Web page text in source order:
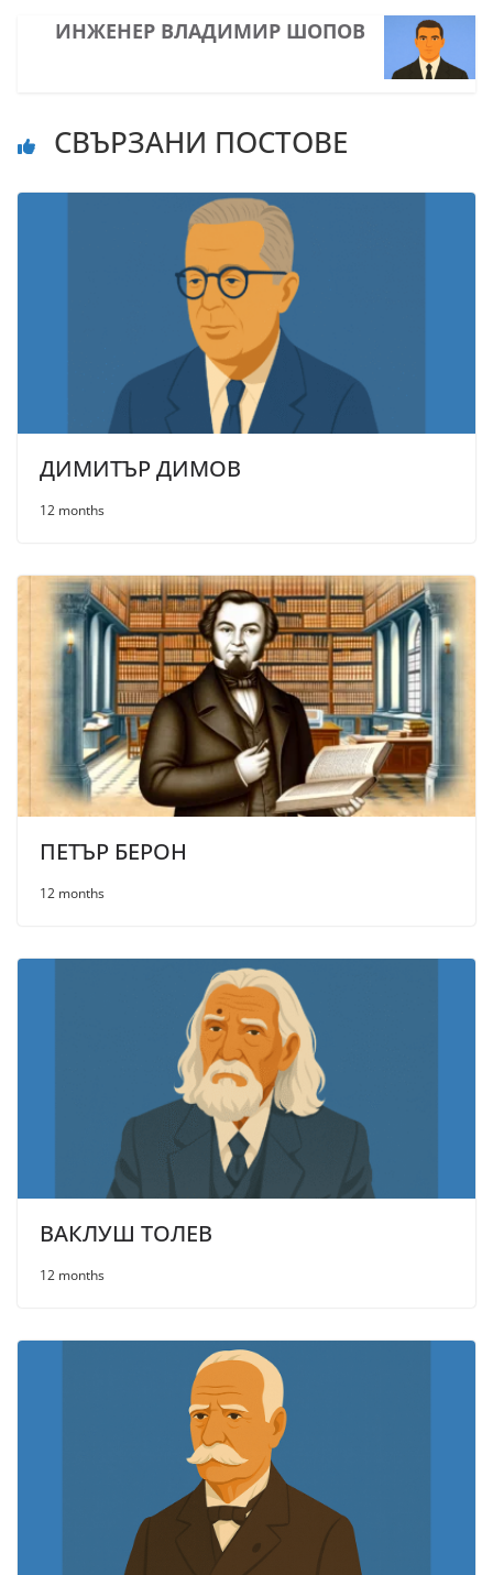
ИНЖЕНЕР ВЛАДИМИР ШОПОВ
СВЪРЗАНИ ПОСТОВЕ
ДИМИТЪР ДИМОВ
12 months
ПЕТЪР БЕРОН
12 months
ВАКЛУШ ТОЛЕВ
12 months